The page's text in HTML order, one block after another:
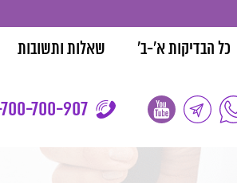
כל הבדיקות א'-ב' שאלות ותשובות
700-907